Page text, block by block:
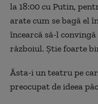
la 18:00 cu Putin,
arate cum se bagă el
încearcă să-l
războiul. Știe foarte
Ăsta-i un teatru pe
preocupat de ideea